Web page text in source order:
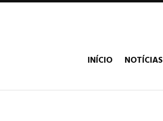
INÍCIO NOTÍCIAS